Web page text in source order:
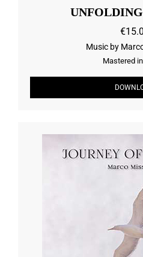
Music by
Mastered